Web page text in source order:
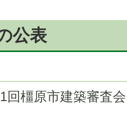
公表
回橿原市建築審査会